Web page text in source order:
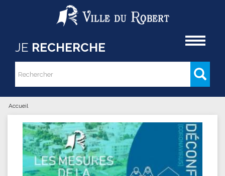
Aller au contenu principal
JE RECHERCHE
Formulaire de recherche
Rechercher
Vous êtes ici
Accueil